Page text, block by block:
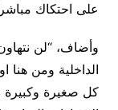
على احتكاك
وأضاف، “لن
الداخلية ومن
كل صغيرة وكبيرة